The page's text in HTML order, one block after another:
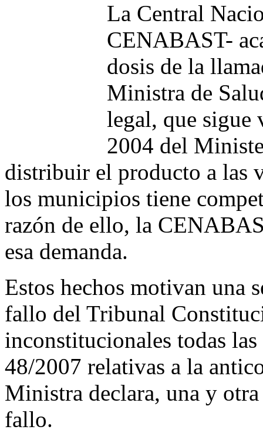
La Central
CENABAST-
dosis de la
Ministra de
legal, que sigue
2004 del
distribuir el producto a las
los municipios tiene
razón de ello, la
esa demanda.
Estos hechos motivan una
fallo del Tribunal
inconstitucionales todas
48/2007 relativas a la
Ministra declara, una y otra
fallo.